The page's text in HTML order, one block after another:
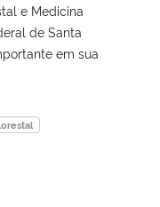
e Medicina
de Santa
em sua